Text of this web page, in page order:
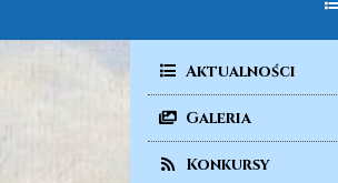
Aktualności
Galeria
Konkursy